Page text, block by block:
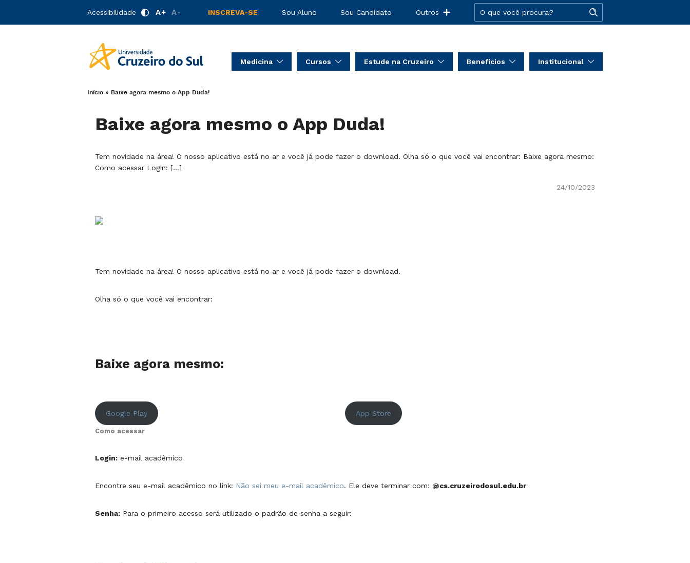
Acessibilidade A+ A- INSCREVA-SE Sou Aluno Sou Candidato Outros
Medicina Cursos Estude na Cruzeiro Benefícios Institucional
Início » Baixe agora mesmo o App Duda!
Baixe agora mesmo o App Duda!
Tem novidade na área! O nosso aplicativo está no ar e você já pode fazer o download. Olha só o que você vai encontrar: Baixe agora mesmo:
Como acessar Login: […]
24/10/2023
Tem novidade na área! O nosso aplicativo está no ar e você já pode fazer o download.
Olha só o que você vai encontrar:
Baixe agora mesmo:
Google Play App Store
Como acessar
Login: e-mail acadêmico
Encontre seu e-mail acadêmico no link: Não sei meu e-mail acadêmico. Ele deve terminar com: @cs.cruzeirodosul.edu.br
Senha: Para o primeiro acesso será utilizado o padrão de senha a seguir: